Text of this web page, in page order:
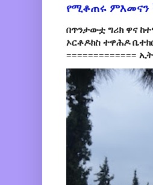
የሚቆጠሩ ምእመናን
በጥንታውቷ ግሪክ ዋና
ኦርቶዶክስ ተዋሕዶ
=============